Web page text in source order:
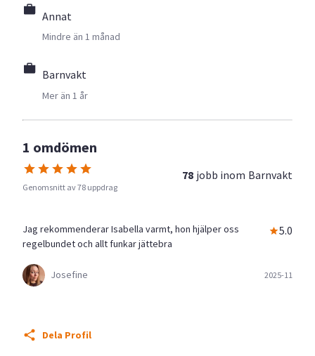
Annat
Mindre än 1 månad
Barnvakt
Mer än 1 år
1 omdömen
Genomsnitt av 78 uppdrag
78 jobb inom Barnvakt
Jag rekommenderar Isabella varmt, hon hjälper oss
regelbundet och allt funkar jättebra
5.0
Josefine 2025-11
Dela Profil